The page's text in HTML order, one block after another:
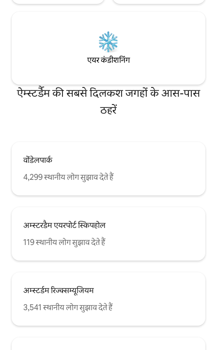
एयर कंडीशनिंग
ऐम्स्टर्डैम की सबसे दिलकश जगहों के आस-पास
ठहरें
वोंडेलपार्क
4,299 स्थानीय लोग सुझाव देते हैं
अम्स्टरडैम एयरपोर्ट स्किपहोल
119 स्थानीय लोग सुझाव देते हैं
अम्स्टर्डम रिज्क्सम्यूजियम
3,541 स्थानीय लोग सुझाव देते हैं